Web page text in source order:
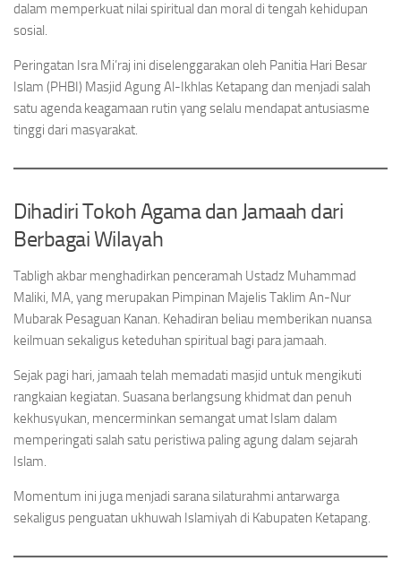
dalam memperkuat nilai spiritual dan moral di tengah kehidupan
sosial.
Peringatan Isra Mi’raj ini diselenggarakan oleh Panitia Hari Besar
Islam (PHBI) Masjid Agung Al-Ikhlas Ketapang dan menjadi salah
satu agenda keagamaan rutin yang selalu mendapat antusiasme
tinggi dari masyarakat.
Dihadiri Tokoh Agama dan Jamaah dari
Berbagai Wilayah
Tabligh akbar menghadirkan penceramah Ustadz Muhammad
Maliki, MA, yang merupakan Pimpinan Majelis Taklim An-Nur
Mubarak Pesaguan Kanan. Kehadiran beliau memberikan nuansa
keilmuan sekaligus keteduhan spiritual bagi para jamaah.
Sejak pagi hari, jamaah telah memadati masjid untuk mengikuti
rangkaian kegiatan. Suasana berlangsung khidmat dan penuh
kekhusyukan, mencerminkan semangat umat Islam dalam
memperingati salah satu peristiwa paling agung dalam sejarah
Islam.
Momentum ini juga menjadi sarana silaturahmi antarwarga
sekaligus penguatan ukhuwah Islamiyah di Kabupaten Ketapang.